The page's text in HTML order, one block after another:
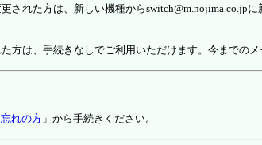
れた方は、新しい機種からswitch@m.nojima.co.jp
は、手続きなしでご利用いただけます。今までの
れの方 」から手続きください。